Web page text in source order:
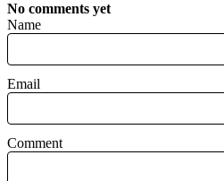
No comments yet
Name
Email
Comment